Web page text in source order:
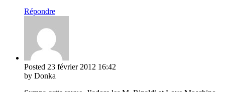
Répondre
Posted 23 février 2012 16:42
by Donka